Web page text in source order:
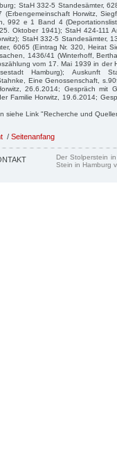
StaH 332-5 Standesämter,
(Erbengemeinschaft Horwitz,
992 e 1 Band 4
Oktober 1941); StaH 424-111
StaH 332-5 Standesämter,
6065 (Eintrag Nr. 320, Heirat
1436/41 (Winterhoff,
vom 17. Mai 1939 in der
Hamburg); Auskunft
Eine Genossenschaft,
26.6.2014; Gespräch mit
Familie Horwitz, 19.6.2014;
siehe Link "Recherche und
/ Seitenanfang
Der Stolperstein
Stein in Hamburg